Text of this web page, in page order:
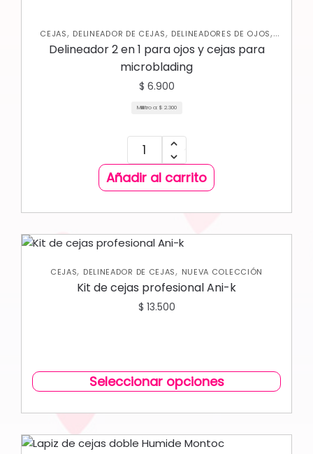
CEJAS, DELINEADOR DE CEJAS, DELINEADORES DE OJOS,
OJOS
Delineador 2 en 1 para ojos y cejas para
microblading
$ 6.900
Mililitro a: $ 2.300
Añadir al carrito
CEJAS, DELINEADOR DE CEJAS, NUEVA COLECCIÓN
Kit de cejas profesional Ani-k
$ 13.500
Seleccionar opciones